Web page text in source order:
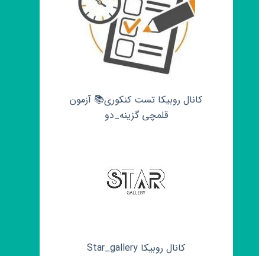
کانال روبیکا تست کنکوری📚 آزمون
قلمچی‌‌ گزینه_دو
کانال روبیکا Star_gallery